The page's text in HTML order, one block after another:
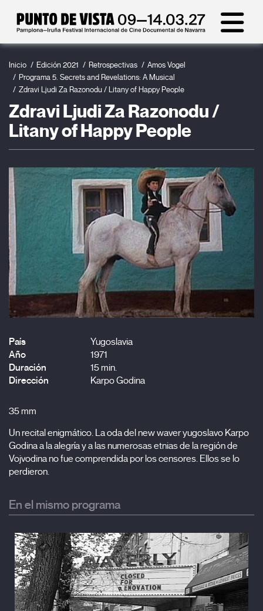
Inicio Edición 2021 Retrospectivas
Amos Vogel
Programa 5. Secrets and Revelations: A Musical
Zdravi Ljudi Za Razonodu / Litany of Happy People
Zdravi Ljudi Za Razonodu /
Litany of Happy People
País
Yugoslavia
Año
1971
Duración
15 min.
Dirección
Karpo Godina
35 mm
Un recital enigmático. La oda del new waver yugoslavo Karpo
Godina a la alegría y a las numerosas etnias de la región de
Vojvodina no fue comprendida por los censores. Ellos se lo
perdieron.
En el mismo programa